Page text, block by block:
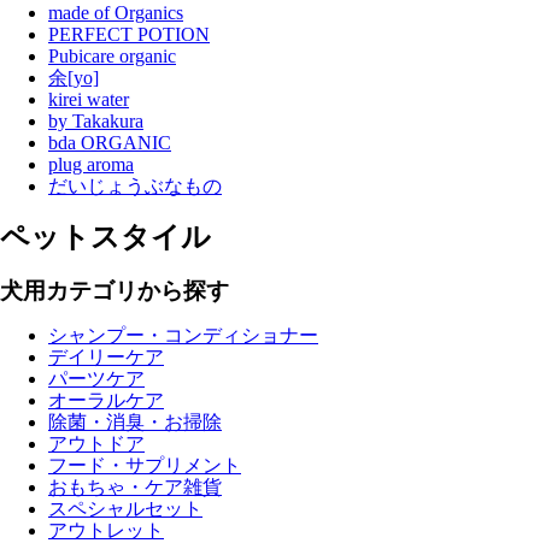
made of Organics
PERFECT POTION
Pubicare organic
余[yo]
kirei water
by Takakura
bda ORGANIC
plug aroma
だいじょうぶなもの
ペットスタイル
犬用カテゴリから探す
シャンプー・コンディショナー
デイリーケア
パーツケア
オーラルケア
除菌・消臭・お掃除
アウトドア
フード・サプリメント
おもちゃ・ケア雑貨
スペシャルセット
アウトレット